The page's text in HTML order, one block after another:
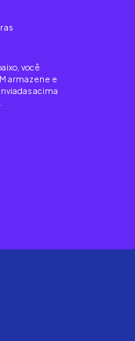
você
armazene e
acima